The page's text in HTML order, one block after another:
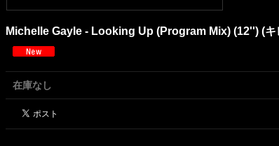
Michelle Gayle - Looking Up (Program Mix) (12'') (キ
在庫なし